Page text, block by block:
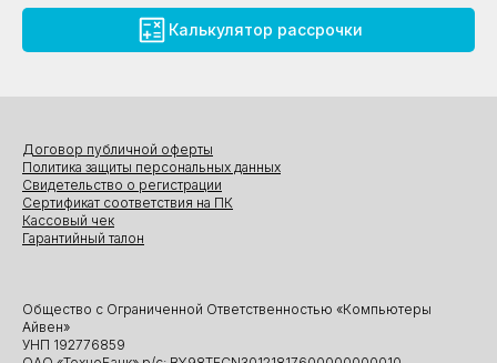
Калькулятор рассрочки
Общество с Ограниченной Ответственностью «Компьютеры
Айвен»
УНП 192776859
Договор публичной оферты
Политика защиты персональных данных
Свидетельство о регистрации
Сертификат соответствия на ПК
Кассовый чек
Гарантийный талон